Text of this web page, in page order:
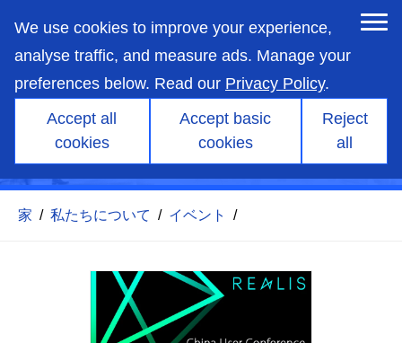
We use cookies to improve your experience,
analyse traffic, and measure ads. Manage your
preferences below. Read our Privacy Policy.
Accept all
cookies
Accept basic
cookies
Reject
all
main
content
中国ユーザー会議2025
家 / 私たちについて / イベント /